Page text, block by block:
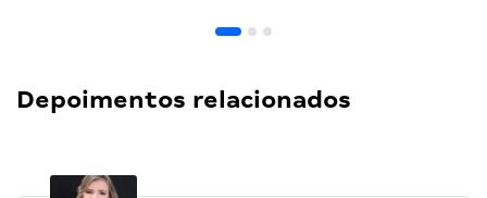
Depoimentos relacionados